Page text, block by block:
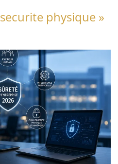
securite physique »